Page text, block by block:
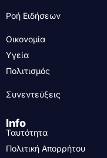
Ροή Ειδήσεων
Οικονομία
Υγεία
Πολιτισμός
Συνεντεύξεις
Info
Ταυτότητα
Πολιτική Απορρήτου